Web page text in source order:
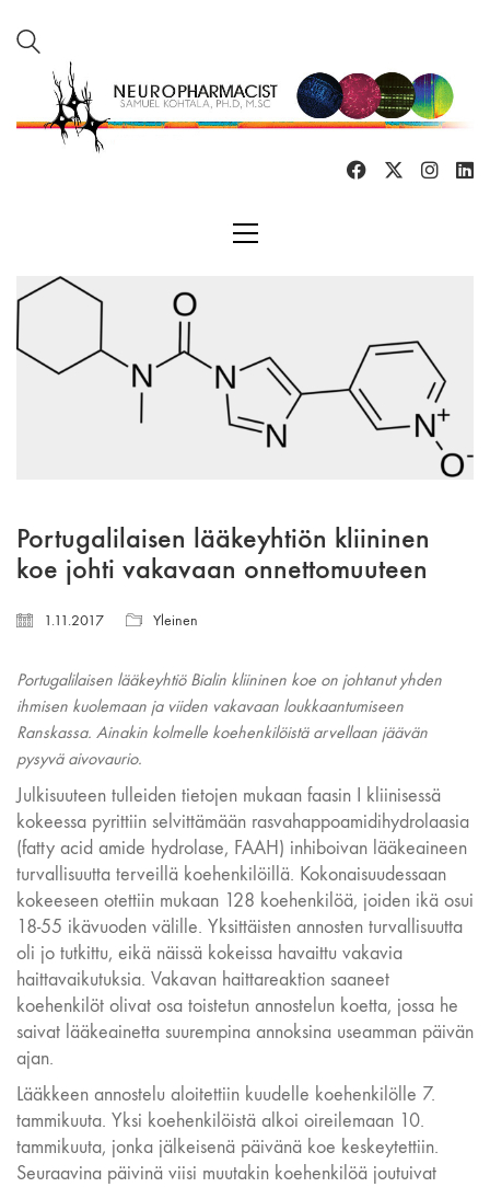
Portugalilaisen lääkeyhtiön kliininen
koe johti vakavaan onnettomuuteen
1.11.2017 Yleinen
Portugalilaisen lääkeyhtiö Bialin kliininen koe on johtanut yhden
ihmisen kuolemaan ja viiden vakavaan loukkaantumiseen
Ranskassa. Ainakin kolmelle koehenkilöistä arvellaan jäävän
pysyvä aivovaurio.
Julkisuuteen tulleiden tietojen mukaan faasin I kliinisessä
kokeessa pyrittiin selvittämään rasvahappoamidihydrolaasia
(fatty acid amide hydrolase, FAAH) inhiboivan lääkeaineen
turvallisuutta terveillä koehenkilöillä. Kokonaisuudessaan
kokeeseen otettiin mukaan 128 koehenkilöä, joiden ikä osui
18-55 ikävuoden välille. Yksittäisten annosten turvallisuutta
oli jo tutkittu, eikä näissä kokeissa havaittu vakavia
haittavaikutuksia. Vakavan haittareaktion saaneet
koehenkilöt olivat osa toistetun annostelun koetta, jossa he
saivat lääkeainetta suurempina annoksina useamman päivän
ajan.
Lääkkeen annostelu aloitettiin kuudelle koehenkilölle 7.
tammikuuta. Yksi koehenkilöistä alkoi oireilemaan 10.
tammikuuta, jonka jälkeisenä päivänä koe keskeytettiin.
Seuraavina päivinä viisi muutakin koehenkilöä joutuivat